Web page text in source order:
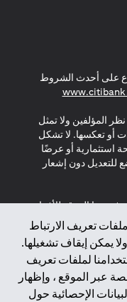
تعريف الارتباط
يمكن إيقاف تشغيلها.
لملفات تعريف
عبر الموقع ، وإظهار
الإحصائية حول
على أحدث الشروط
in a new tab
المؤلفين ولا تمثل
أو تعكسها. لا تشكل
استثمارية أو عرضًا
للتعديل دون إشعار
في هذا الموقع للأفراد
الأوروبية أو
أو سان مارينو أو
أو خصوصية البيانات
البيانات الشخصية
الموجود في هذه
أو دعوة أو دعوة